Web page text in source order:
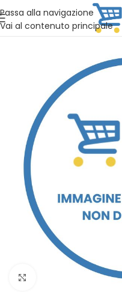
Passa alla navigazione
Vai al contenuto principale
Vuoi assistenza?
Clicca per ingrandire